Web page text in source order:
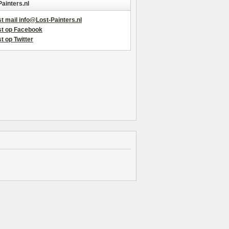
mail info@Lost-Painters.nl
op Facebook
op Twitter